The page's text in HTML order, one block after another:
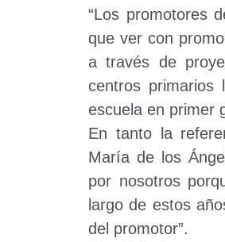
“Los promotores
que ver con
a través de
centros
escuela en primer
En tanto la
María de los
por nosotros
largo de estos
del promotor”.